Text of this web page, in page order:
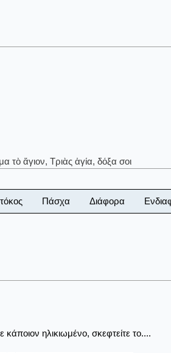
ἅγιον, Τριὰς ἁγία, δόξα σοι
Πάσχα Διάφορα
κάποιον ηλικιωμένο, σκεφτείτε το....